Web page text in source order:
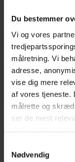
Du bestemmer
Vi og vores
målretning. Vi
adresse,
vise dig mere
af vores tjeneste.
målrette og
ser de mest
bruge følgende
Nødvendig
Restaurants at
Restaurants in
Restaurants at
Steakhouses in
INFO
Become a
Get the free app